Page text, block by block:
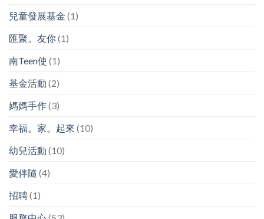
兒童發展基金 (1)
匯聚。友你(1)
南Teen使 (1)
基金活動 (2)
媽媽手作(3)
幸福。家。起來 (10)
幼兒活動 (10)
愛伴隨 (4)
招聘(1)